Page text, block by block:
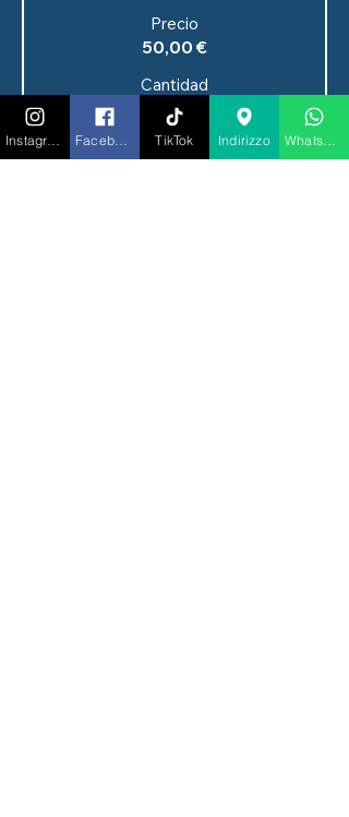
Precio
50,00 €
Cantidad
TikTok Indirizzo